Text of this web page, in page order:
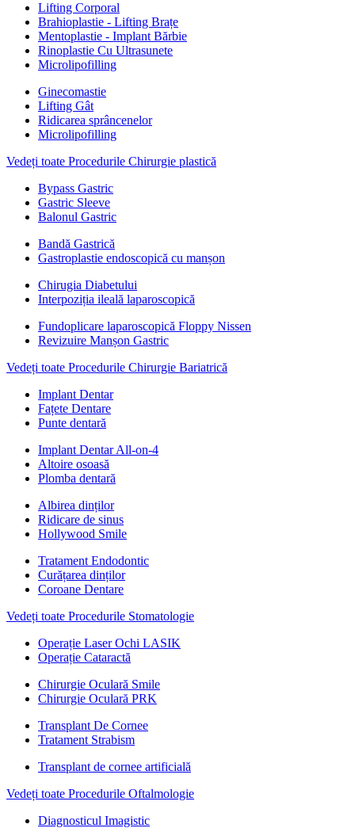
Lifting Corporal
Brahioplastie - Lifting Brațe
Mentoplastie - Implant Bărbie
Rinoplastie Cu Ultrasunete
Microlipofilling
Ginecomastie
Lifting Gât
Ridicarea sprâncenelor
Microlipofilling
Vedeți toate Procedurile Chirurgie plastică
Bypass Gastric
Gastric Sleeve
Balonul Gastric
Bandă Gastrică
Gastroplastie endoscopică cu manșon
Chirugia Diabetului
Interpoziția ileală laparoscopică
Fundoplicare laparoscopică Floppy Nissen
Revizuire Manșon Gastric
Vedeți toate Procedurile Chirurgie Bariatrică
Implant Dentar
Fațete Dentare
Punte dentară
Implant Dentar All-on-4
Altoire osoasă
Plomba dentară
Albirea dinților
Ridicare de sinus
Hollywood Smile
Tratament Endodontic
Curățarea dinților
Coroane Dentare
Vedeți toate Procedurile Stomatologie
Operație Laser Ochi LASIK
Operație Cataractă
Chirurgie Oculară Smile
Chirurgie Oculară PRK
Transplant De Cornee
Tratament Strabism
Transplant de cornee artificială
Vedeți toate Procedurile Oftalmologie
Diagnosticul Imagistic